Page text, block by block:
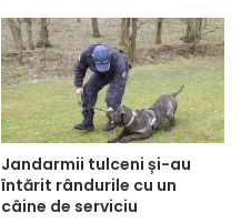
Jandarmii tulceni și-au
întărit rândurile cu un
câine de serviciu